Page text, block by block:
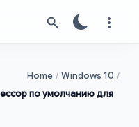
Home
Windows 10
по умолчанию для